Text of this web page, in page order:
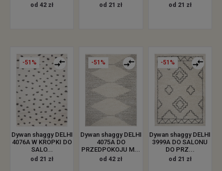
od 42 zł od 21 zł od 21 zł
-51%
Dywan shaggy DELHI
4076A W KROPKI DO
SALO...
od 21 zł
-51%
Dywan shaggy DELHI
4075A DO
PRZEDPOKOJU M...
od 42 zł
-51%
Dywan shaggy DELHI
3999A DO SALONU
DO PRZ...
od 21 zł